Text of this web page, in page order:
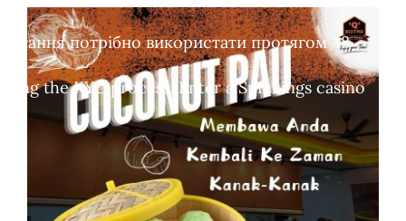
потрібно використати протягом 48
the KYC process. Enter a Spinkings casino